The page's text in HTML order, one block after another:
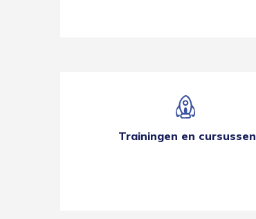
Trainingen en cursussen